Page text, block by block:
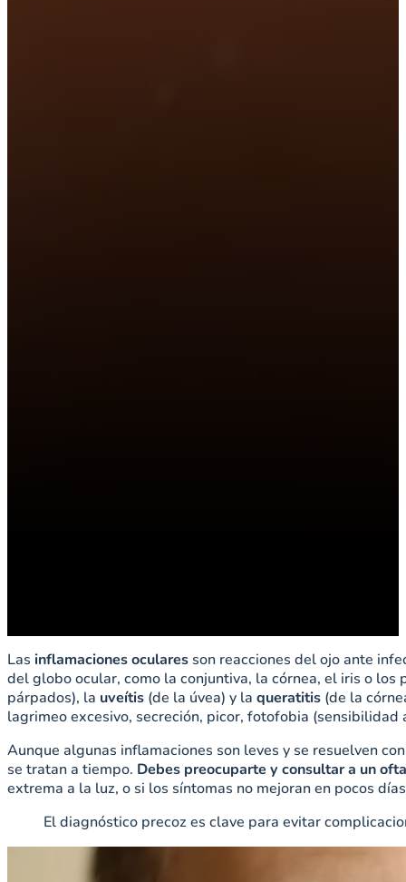
Las inflamaciones ocularesson reacciones del ojo ante
del globo ocular, como la conjuntiva, la córnea, el iris o
párpados), la uveítis (de la úvea) y la queratitis (de la
lagrimeo excesivo, secreción, picor, fotofobia
Aunque algunas inflamaciones son leves y se resuelven
se tratan a tiempo. Debes preocuparte y consultar a un
extrema a la luz, o si los síntomas no mejoran en pocos
El diagnóstico precoz es clave para evitar